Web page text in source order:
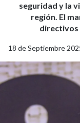
seguridad y la
región. El
directivos
18 de Septiembre